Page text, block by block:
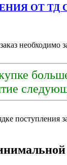
ОТ ТД
необходимо
поступления